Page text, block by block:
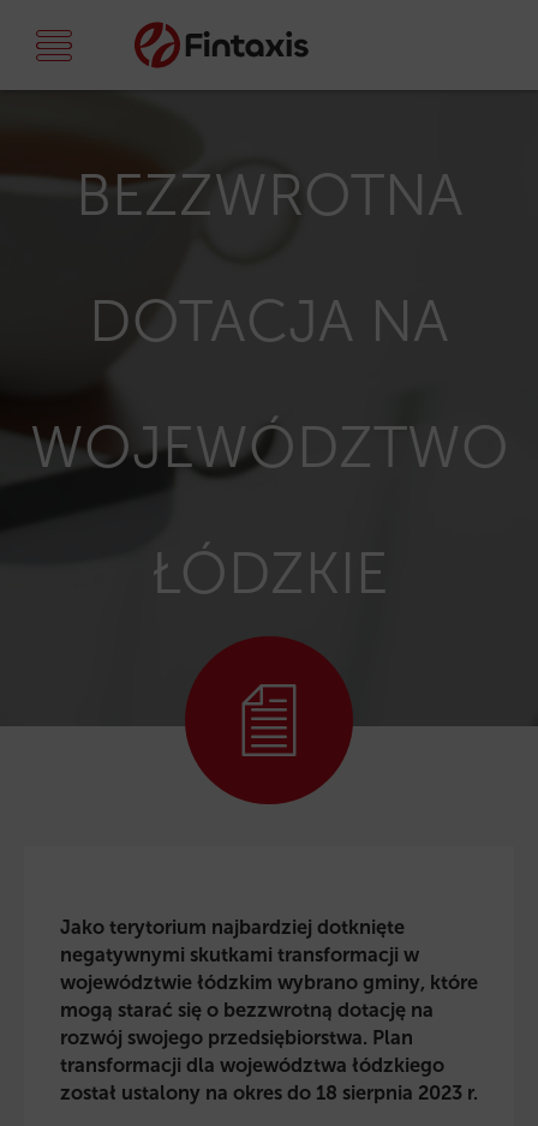
BEZZWROTNA
DOTACJA NA
WOJEWÓDZTWO
ŁÓDZKIE
Jako terytorium najbardziej dotknięte
negatywnymi skutkami transformacji w
województwie łódzkim wybrano gminy, które
mogą starać się o bezzwrotną dotację na
rozwój swojego przedsiębiorstwa. Plan
transformacji dla województwa łódzkiego
został ustalony na okres do 18 sierpnia 2023 r.